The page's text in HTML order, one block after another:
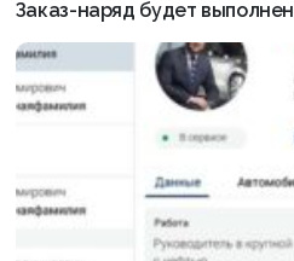
Заказ-наряд будет выполнен